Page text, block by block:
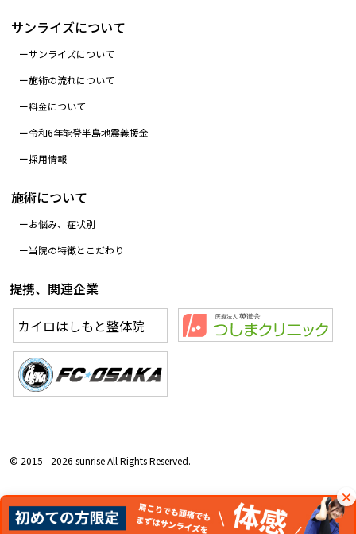
サンライズについて
サンライズについて
施術の流れについて
料金について
令和6年能登半島地震義援金
採用情報
施術について
お悩み、症状別
当院の特徴とこだわり
提携、関連企業
カイロはしもと整体院
© 2015 - 2026 sunrise All Rights Reserved.
×